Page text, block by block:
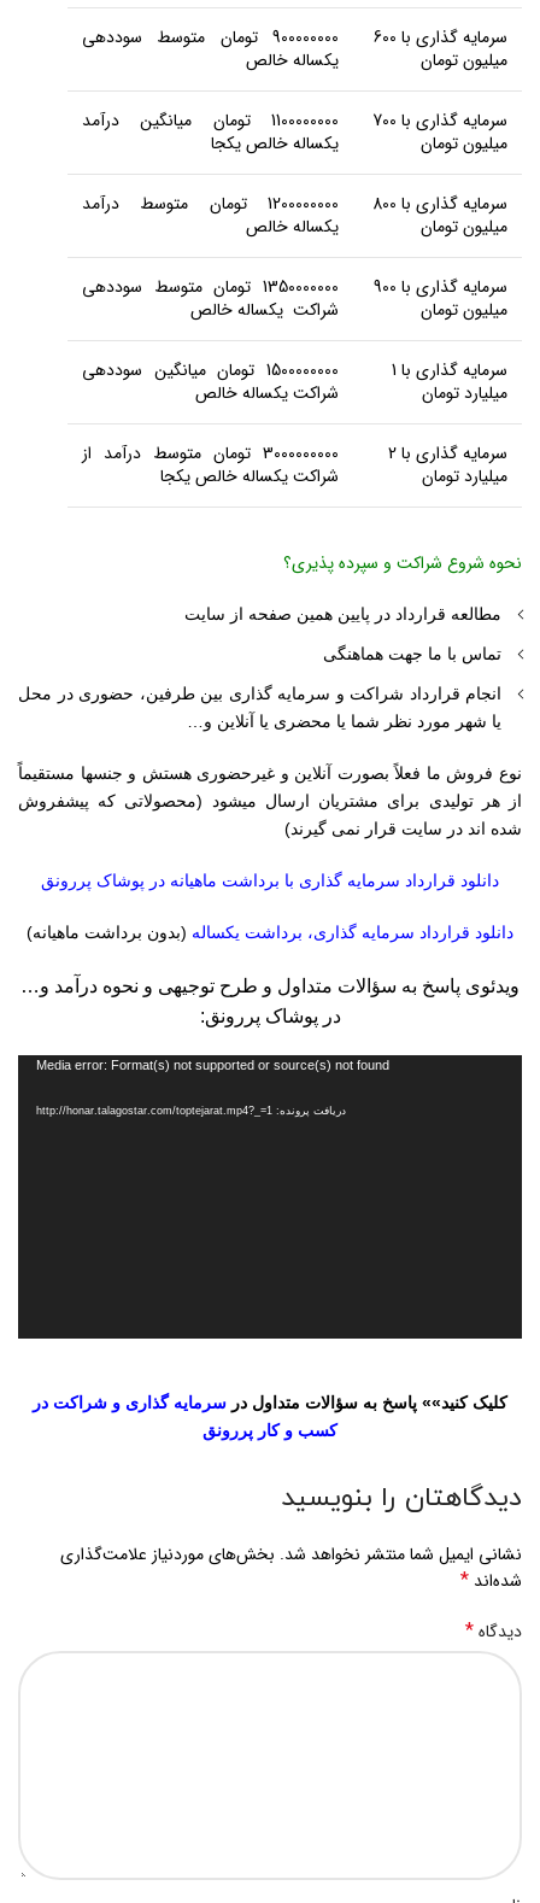
سرمایه گذاری با 600
میلیون تومان
900000000 تومان متوسط سوددهی
یکساله خالص
سرمایه گذاری با 700
میلیون تومان
1100000000 تومان میانگین درآمد
یکساله خالص یکجا
سرمایه گذاری با 800
میلیون تومان
1200000000 تومان متوسط درآمد
یکساله خالص
سرمایه گذاری با 900
میلیون تومان
1350000000 تومان متوسط سوددهی
شراکت یکساله خالص
سرمایه گذاری با 1
میلیارد تومان
1500000000 تومان میانگین سوددهی
شراکت یکساله خالص
سرمایه گذاری با 2
میلیارد تومان
3000000000 تومان متوسط درآمد از
شراکت یکساله خالص یکجا
نحوه شروع شراکت و سپرده پذیری؟
مطالعه قرارداد در پایین همین صفحه از سایت
تماس با ما جهت هماهنگی
انجام قرارداد شراکت و سرمایه گذاری بین طرفین، حضوری در محل
یا شهر مورد نظر شما یا محضری یا آنلاین و…
نوع فروش ما فعلاً بصورت آنلاین و غیرحضوری هستش و جنسها مستقیماً
از هر تولیدی برای مشتریان ارسال میشود (محصولاتی که پیشفروش
شده اند در سایت قرار نمی گیرند)
دانلود قرارداد سرمایه گذاری با برداشت ماهیانه در پوشاک پررونق
دانلود قرارداد سرمایه گذاری، برداشت یکساله (بدون برداشت ماهیانه)
ویدئوی پاسخ به سؤالات متداول و طرح توجیهی و نحوه درآمد و…
در پوشاک پررونق:
Media error: Format(s) not supported or source(s) not found
دریافت پرونده: http://honar.talagostar.com/toptejarat.mp4?_=1
کلیک کنید»» پاسخ به سؤالات متداول در سرمایه گذاری و شراکت در
کسب و کار پررونق
دیدگاهتان را بنویسید
نشانی ایمیل شما منتشر نخواهد شد. بخش‌های موردنیاز علامت‌گذاری
شده‌اند *
دیدگاه*